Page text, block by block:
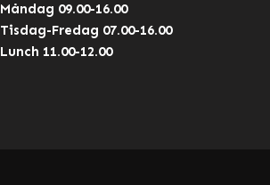
Måndag 09.00-16.00
Tisdag-Fredag 07.00-16.00
Lunch 11.00-12.00